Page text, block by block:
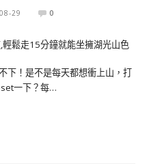
29 0
下！是不是每天都想衝上山，打
一下？每…